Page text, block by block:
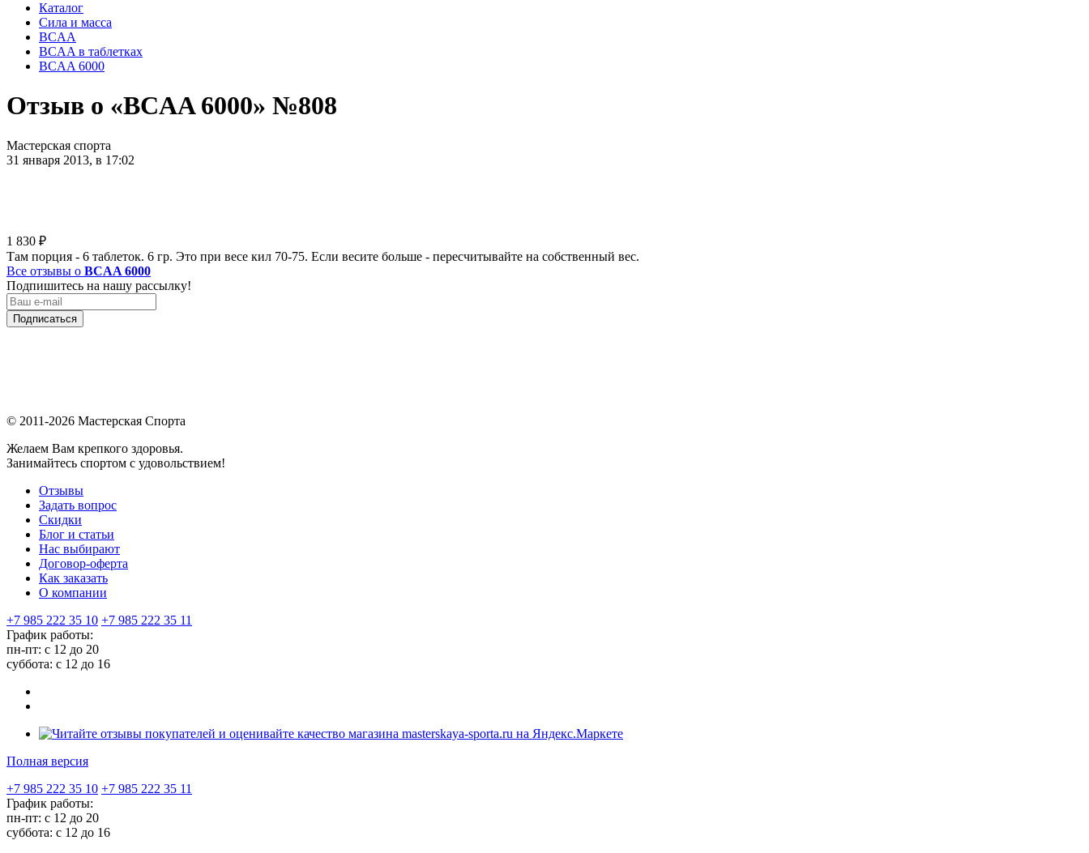
Каталог
Сила и масса
BCAA
BCAA в таблетках
BCAA 6000
Отзыв о «BCAA 6000» №808
Мастерская спорта
31 января 2013, в 17:02
1 830 ₽
Там порция - 6 таблеток. 6 гр. Это при весе кил 70-75. Если весите больше - пересчитывайте на собственный вес.
Все отзывы о BCAA 6000
Подпишитесь на нашу рассылку!
Подписаться
© 2011-2026 Мастерская Спорта
Желаем Вам крепкого здоровья.
Занимайтесь спортом с удовольствием!
Отзывы
Задать вопрос
Скидки
Блог и статьи
Нас выбирают
Договор-оферта
Как заказать
О компании
+7 985 222 35 10 +7 985 222 35 11
График работы:
пн-пт: с 12 до 20
суббота: c 12 до 16
Полная версия
+7 985 222 35 10 +7 985 222 35 11
График работы:
пн-пт: с 12 до 20
суббота: c 12 до 16